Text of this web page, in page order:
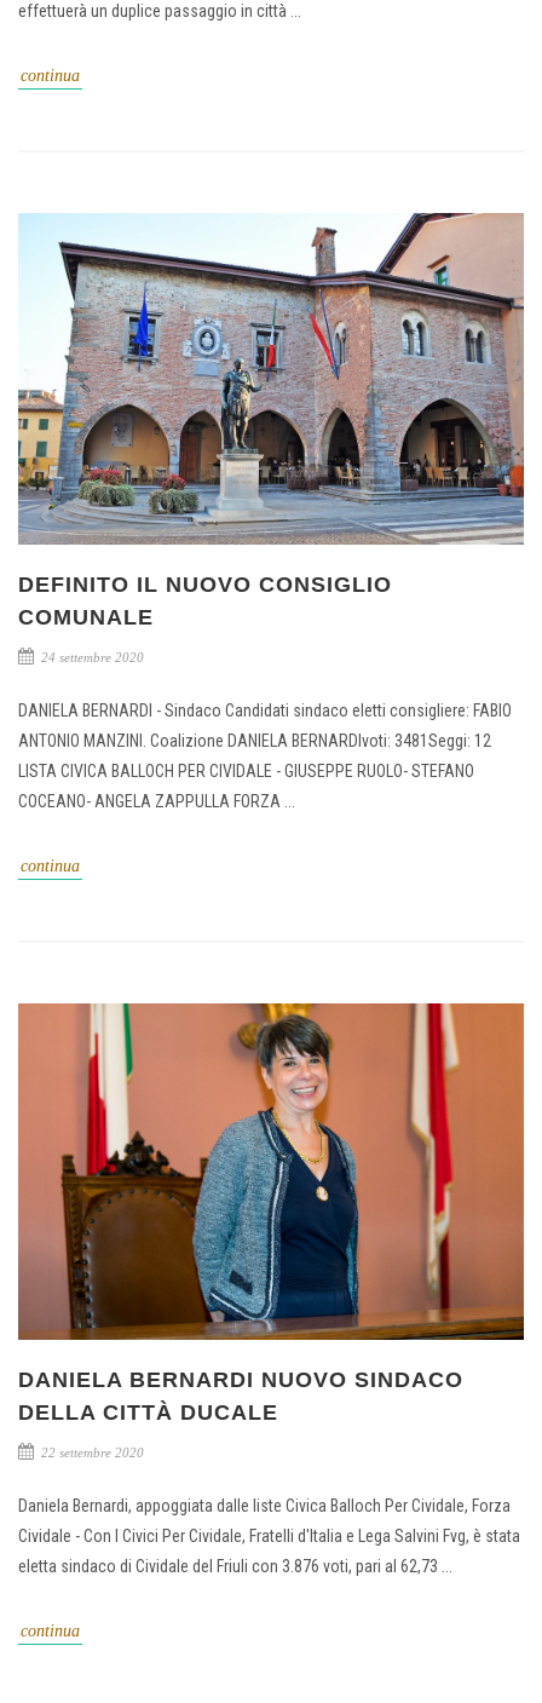
effettuerà un duplice passaggio in città ...
continua
DEFINITO IL NUOVO CONSIGLIO
COMUNALE
24 settembre 2020
DANIELA BERNARDI - Sindaco Candidati sindaco eletti consigliere: FABIO
ANTONIO MANZINI. Coalizione DANIELA BERNARDIvoti: 3481Seggi: 12
LISTA CIVICA BALLOCH PER CIVIDALE - GIUSEPPE RUOLO- STEFANO
COCEANO- ANGELA ZAPPULLA FORZA ...
continua
DANIELA BERNARDI NUOVO SINDACO
DELLA CITTÀ DUCALE
22 settembre 2020
Daniela Bernardi, appoggiata dalle liste Civica Balloch Per Cividale, Forza
Cividale - Con I Civici Per Cividale, Fratelli d'Italia e Lega Salvini Fvg, è stata
eletta sindaco di Cividale del Friuli con 3.876 voti, pari al 62,73 ...
continua